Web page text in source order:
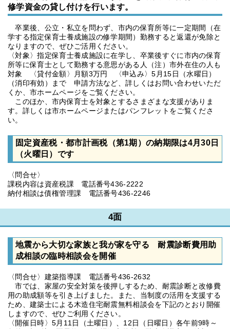
修学資金の貸し付けを行います。
卒業後、公立・私立を問わず、市内の保育所等に一定期間（在
学する指定保育士養成施設の修学期間）勤務すると返還が免除と
なりますので、ぜひご活用ください。
〈対象〉指定保育士養成施設に在学し、卒業後すぐに市内の保育
所等に保育士として勤務する意思がある人（注）市外在住の人も
対象 〈貸付金額〉月額3万円 〈申込み〉5月15日（水曜日）
（消印有効）まで 申請方法など、詳しくはお問い合わせいただ
くか、市ホームページをご覧ください。
このほか、市内保育士を対象とするさまざまな支援がありま
す。詳しくは市ホームページまたはパンフレットをご覧くださ
い。
固定資産税・都市計画税（第1期）の納期限は4月30日
（火曜日）です
〈問合せ〉
課税内容は資産税課 電話番号436-2222
納付相談は債権管理課 電話番号436-2246
4面
地震から大切な家族と我が家を守る 耐震診断費用助
成相談の臨時相談会を開催
〈問合せ〉建築指導課 電話番号436-2632
市では、家屋の安全対策を後押しするため、耐震診断と改修費
用の助成額等を引き上げました。また、当制度の活用を支援する
ため、建築士による木造住宅耐震無料相談会を下記のとおり開催
しますので、ぜひご利用ください。
〈開催日時〉5月11日（土曜日）、12日（日曜日）各午前9時～